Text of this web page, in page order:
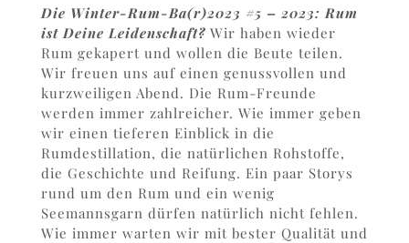
Die Winter-Rum-Ba(r)2023 #5 – 2023: Rum
ist Deine Leidenschaft? Wir haben wieder
Rum gekapert und wollen die Beute teilen.
Wir freuen uns auf einen genussvollen und
kurzweiligen Abend. Die Rum-Freunde
werden immer zahlreicher. Wie immer geben
wir einen tieferen Einblick in die
Rumdestillation, die natürlichen Rohstoffe,
die Geschichte und Reifung. Ein paar Storys
rund um den Rum und ein wenig
Seemannsgarn dürfen natürlich nicht fehlen.
Wie immer warten wir mit bester Qualität und